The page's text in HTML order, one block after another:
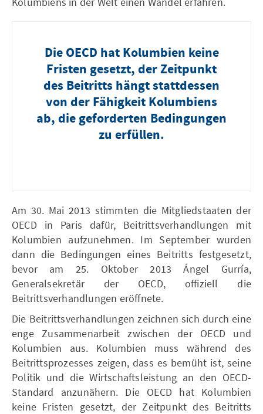
Die OECD hat Kolumbien keine
Fristen gesetzt, der Zeitpunkt
des Beitritts hängt stattdessen
von der Fähigkeit Kolumbiens
ab, die geforderten Bedingungen
zu erfüllen.
Am 30. Mai 2013 stimmten die Mitgliedstaaten der
OECD in Paris dafür, Beitrittsverhandlungen mit
Kolumbien aufzunehmen. Im September wurden
dann die Bedingungen eines Beitritts festgesetzt,
bevor am 25. Oktober 2013 Ángel Gurría,
Generalsekretär der OECD, offiziell die
Beitrittsverhandlungen eröffnete.
Die Beitrittsverhandlungen zeichnen sich durch eine
enge Zusammenarbeit zwischen der OECD und
Kolumbien aus. Kolumbien muss während des
Beitrittsprozesses zeigen, dass es bemüht ist, seine
Politik und die Wirtschaftsleistung an den OECD-
Standard anzunähern. Die OECD hat Kolumbien
keine Fristen gesetzt, der Zeitpunkt des Beitritts